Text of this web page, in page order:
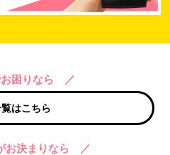
困りなら ／
はこちら
お決まりなら ／